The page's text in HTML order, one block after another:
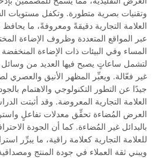
وتقنيات بصرية متطورة. وتكفل مستويات
العلامة التجارية دقيقةً ومعروفةً، ما
عبر المواقع المتعددة وظروف الإضاءة
المساء وفي البيئات ذات الإضاءة المنخفضة
لتشمل ساعاتٍ يصبح فيها العديد من وسائل
غير فعّالة. ويعبِّر المظهر الأنيق والعصري
جيدًا عن التطور التكنولوجي والاهتمام
العلامة التجارية المعروضة. وقد أثبتت
العرض المُضاءة تحقِّق معدلات تفاعلٍ
بالبدائل غير المُضاءة. كما أن الجودة
للعلامة التجارية كعلامة راقية، ما يبرِّر
ويبني ثقة العملاء في جودة المنتج